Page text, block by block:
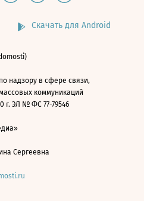
Скачать для Android
надзору в сфере связи,
коммуникаций
г. ЭЛ № ФС 77-79546
Сергеевна